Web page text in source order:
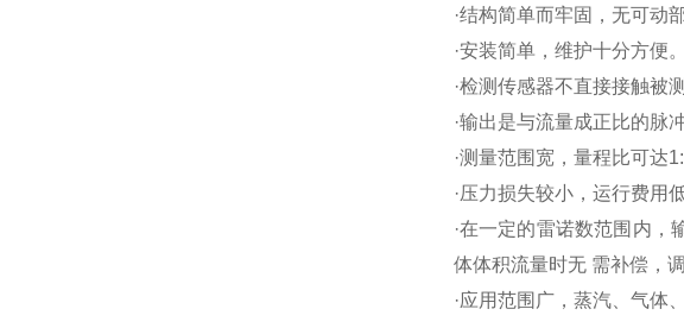
·结构简单而牢固，无可动
·安装简单，维护十分方便。
·检测传感器不直接接触被
·输出是与流量成正比的脉
·测量范围宽，量程比可达
·压力损失较小，运行费用
·在一定的雷诺数范围内
体体积流量时无 需补偿，
·应用范围广，蒸汽、气体